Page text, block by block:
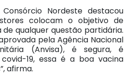
Nordeste destacou
colocam o objetivo de
de qualquer questão partidária.
pela Agência Nacional
(Anvisa), é segura, é
19, essa é a boa vacina
afirma.